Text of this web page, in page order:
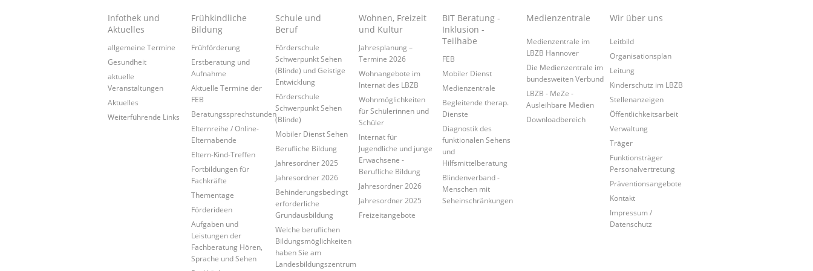
Infothek und
Aktuelles
allgemeine Termine
Gesundheit
aktuelle
Veranstaltungen
Aktuelles
Weiterführende Links
Frühkindliche
Bildung
Frühförderung
Erstberatung und
Aufnahme
Aktuelle Termine der
FEB
Beratungssprechstunden
Elternreihe / Online-
Elternabende
Eltern-Kind-Treffen
Fortbildungen für
Fachkräfte
Thementage
Förderideen
Aufgaben und
Leistungen der
Fachberatung Hören,
Sprache und Sehen
Schule und
Beruf
Förderschule
Schwerpunkt Sehen
(Blinde) und Geistige
Entwicklung
Förderschule
Schwerpunkt Sehen
(Blinde)
Mobiler Dienst Sehen
Berufliche Bildung
Jahresordner 2025
Jahresordner 2026
Behinderungsbedingt
erforderliche
Grundausbildung
Welche beruflichen
Bildungsmöglichkeiten
haben Sie am
Landesbildungszentrum
Wohnen, Freizeit
und Kultur
Jahresplanung –
Termine 2026
Wohnangebote im
Internat des LBZB
Wohnmöglichkeiten
für Schülerinnen und
Schüler
Internat für
Jugendliche und junge
Erwachsene -
Berufliche Bildung
Jahresordner 2026
Jahresordner 2025
Freizeitangebote
BIT Beratung -
Inklusion -
Teilhabe
FEB
Mobiler Dienst
Medienzentrale
Begleitende therap.
Dienste
Diagnostik des
funktionalen Sehens
und
Hilfsmittelberatung
Blindenverband -
Menschen mit
Seheinschränkungen
Medienzentrale
Medienzentrale im
LBZB Hannover
Die Medienzentrale im
bundesweiten Verbund
LBZB - MeZe -
Ausleihbare Medien
Downloadbereich
Wir über uns
Leitbild
Organisationsplan
Leitung
Kinderschutz im LBZB
Stellenanzeigen
Öffentlichkeitsarbeit
Verwaltung
Träger
Funktionsträger
Personalvertretung
Präventionsangebote
Kontakt
Impressum /
Datenschutz